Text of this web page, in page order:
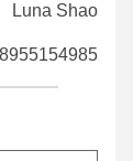
Luna Shao